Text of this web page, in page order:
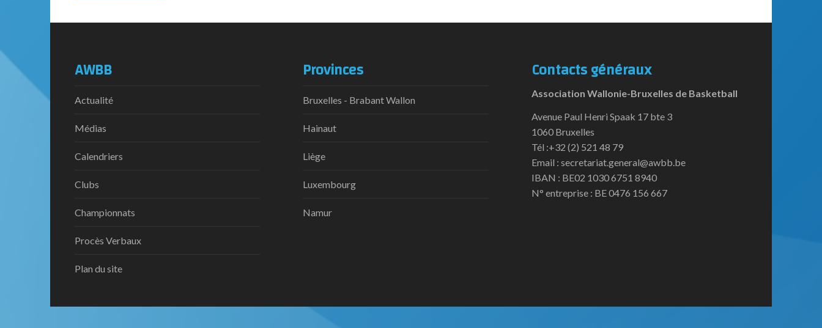
AWBB
Actualité
Médias
Calendriers
Clubs
Championnats
Procès Verbaux
Plan du site
Provinces
Bruxelles - Brabant Wallon
Hainaut
Liège
Luxembourg
Namur
Contacts généraux
Association Wallonie-Bruxelles de Basketball
Avenue Paul Henri Spaak 17 bte 3
1060 Bruxelles
Tél :+32 (2) 521 48 79
Email : secretariat.general@awbb.be
IBAN : BE02 1030 6751 8940
N° entreprise : BE 0476 156 667